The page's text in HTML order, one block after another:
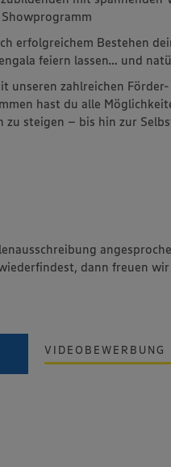
erfolgreichem Bestehen
feiern lassen… und
unseren zahlreichen
hast du alle
zu steigen – bis hin zur
dann freuen
VIDEOBEWERBUNG